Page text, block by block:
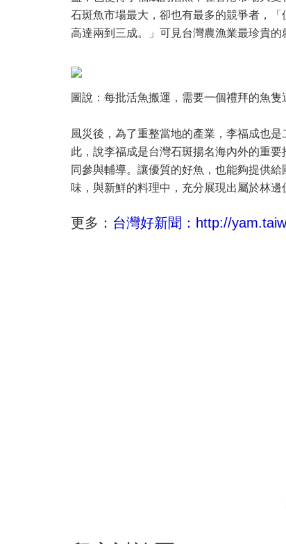
石斑魚市場最大，卻也有最多的競爭者，
高達兩到三成。」可見台灣農漁業最珍貴的
圖說：每批活魚搬運，需要一個禮拜的魚隻
風災後，為了重整當地的產業，李福成也
此，說李福成是台灣石斑揚名海內外的重
同參與輔導。讓優質的好魚，也能夠提供
味，與新鮮的料理中，充分展現出屬於林邊
更多 ：台灣好新聞：http://